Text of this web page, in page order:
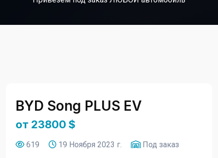
BYD Song PLUS EV
от 23800 $
619 19 Ноября 2023 г. Под заказ